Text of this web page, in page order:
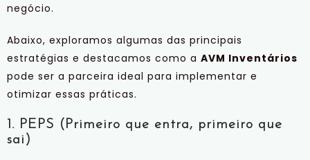
negócio.
Abaixo, exploramos algumas das principais
estratégias e destacamos como a AVM Inventários
pode ser a parceira ideal para implementar e
otimizar essas práticas.
1. PEPS (Primeiro que entra, primeiro que
sai)